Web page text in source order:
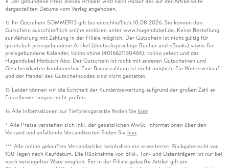
dargestellten Datums vom Verlag angehoben.
12 Ihr Gutschein SOMMER13 gilt bis einschließlich 10.08.2026. Sie können den
Gutschein ausschließlich online einlösen unter www.hugendubel.de. Keine Bestellung
zur Abholung mit Zahlung in der Filiale möglich. Der Gutschein ist nicht gültig für
gesetzlich preisgebundene Artikel (deutschsprachige Bücher und eBooks) sowie für
preisgebundene Kalender, tolino shine (4016621130466), tolino select und das
Hugendubel Hörbuch Abo. Der Gutschein ist nicht mit anderen Gutscheinen und
Geschenkkarten kombinierbar. Eine Barauszahlung ist nicht möglich. Ein Weiterverkauf
und der Handel des Gutscheincodes sind nicht gestattet.
15 Leider können wir die Echtheit der Kundenbewertung aufgrund der großen Zahl an
Einzelbewertungen nicht prüfen.
16 Alle Informationen zur Tiefpreisgarantie finden Sie hier
* Alle Preise verstehen sich inkl. der gesetzlichen MwSt. Informationen über den
Versand und anfallende Versandkosten finden Sie hier
*** Alle online gekauften Versandartikel beinhalten ein erweitertes Rückgaberecht von
100 Tagen nach Kaufdatum. Die Rücknahme von Bild-, Ton- und Datenträgern ist nur bei
noch versiegelter Ware möglich. Für in der Filiale gekaufte Artikel gilt ein